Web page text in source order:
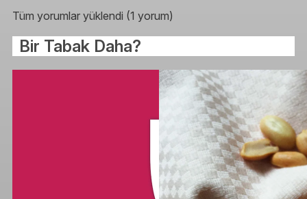
Tüm yorumlar yüklendi (1 yorum)
Bir Tabak Daha?